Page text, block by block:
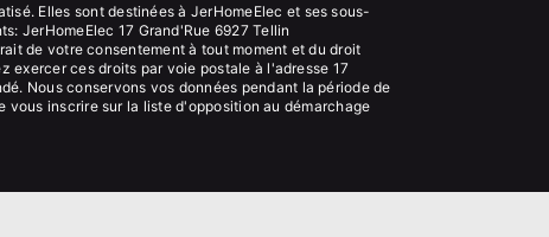
Elles sont destinées à JerHomeElec et ses sous-
JerHomeElec 17 Grand'Rue 6927 Tellin
de votre consentement à tout moment et du droit
exercer ces droits par voie postale à l'adresse 17
Nous conservons vos données pendant la période de
inscrire sur la liste d'opposition au démarchage